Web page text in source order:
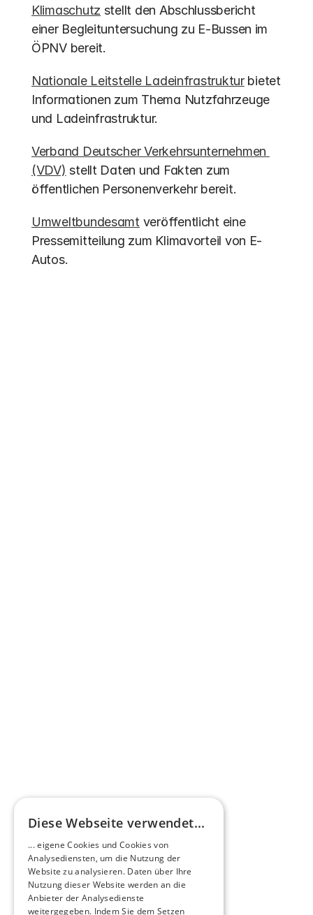
Klimaschutz stellt den Abschlussbericht
einer Begleituntersuchung zu E-Bussen im
ÖPNV bereit.
Nationale Leitstelle Ladeinfrastruktur bietet
Informationen zum Thema Nutzfahrzeuge
und Ladeinfrastruktur.
Verband Deutscher Verkehrsunternehmen
(VDV) stellt Daten und Fakten zum
öffentlichen Personenverkehr bereit.
Umweltbundesamt veröffentlicht eine
Pressemitteilung zum Klimavorteil von E-
Autos.
HEERO
Mehr erfahren
View All
Diese Webseite verwendet...
... eigene Cookies und Cookies von
Analysediensten, um die Nutzung der
Website zu analysieren. Daten über Ihre
Nutzung dieser Website werden an die
Anbieter der Analysedienste
weitergegeben. Indem Sie dem Setzen